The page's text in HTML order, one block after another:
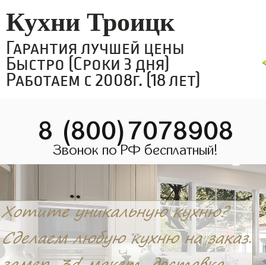
Кухни Троицк
Гарантия лучшей цены
Быстро (Сроки 3 дня)
Работаем с 2008г. (18 лет)
8 (800)7078908
Звонок по РФ бесплатный!